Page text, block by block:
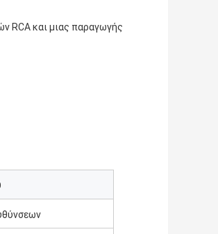
RCA και μιας παραγωγής